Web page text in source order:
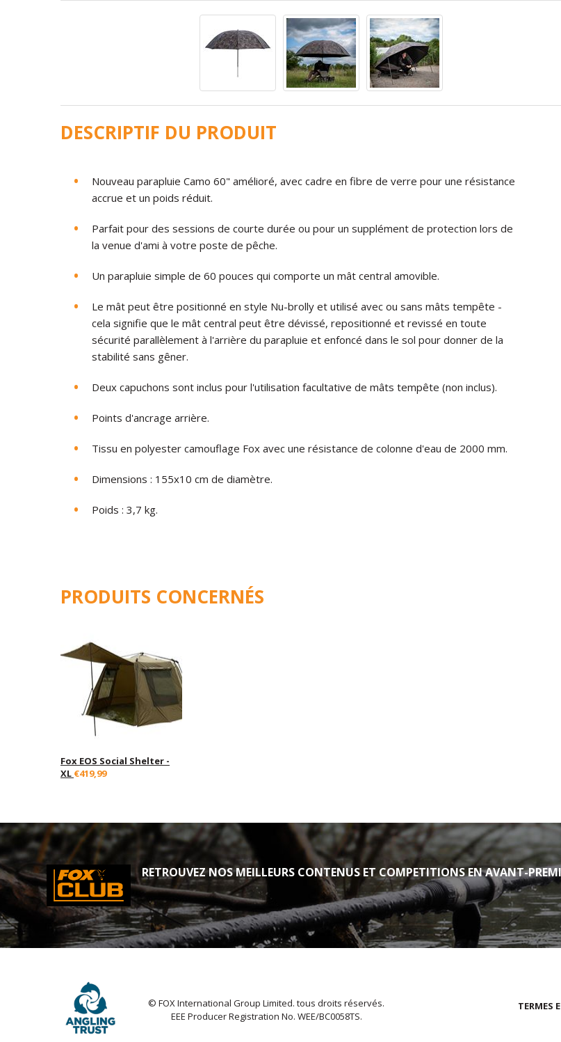
DESCRIPTIF DU PRODUIT
Nouveau parapluie Camo 60" amélioré, avec cadre en fibre de verre pour une résistance
accrue et un poids réduit.
Parfait pour des sessions de courte durée ou pour un supplément de protection lors de
la venue d'ami à votre poste de pêche.
Un parapluie simple de 60 pouces qui comporte un mât central amovible.
Le mât peut être positionné en style Nu-brolly et utilisé avec ou sans mâts tempête -
cela signifie que le mât central peut être dévissé, repositionné et revissé en toute
sécurité parallèlement à l'arrière du parapluie et enfoncé dans le sol pour donner de la
stabilité sans gêner.
Deux capuchons sont inclus pour l'utilisation facultative de mâts tempête (non inclus).
Points d'ancrage arrière.
Tissu en polyester camouflage Fox avec une résistance de colonne d'eau de 2000 mm.
Dimensions : 155x10 cm de diamètre.
Poids : 3,7 kg.
PRODUITS CONCERNÉS
Fox EOS Social Shelter -
XL €419,99
RETROUVEZ NOS MEILLEURS CONTENUS ET COMPETITIONS EN AVANT-
© FOX International Group Limited. tous droits réservés.
EEE Producer Registration No. WEE/BC0058TS.
TERMES